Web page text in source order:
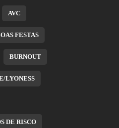
AVC
FESTAS
BURNOUT
LYONESS
DE RISCO